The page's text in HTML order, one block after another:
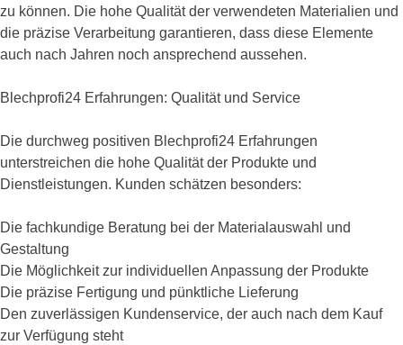
zu können. Die hohe Qualität der verwendeten Materialien und
die präzise Verarbeitung garantieren, dass diese Elemente
auch nach Jahren noch ansprechend aussehen.
Blechprofi24 Erfahrungen: Qualität und Service
Die durchweg positiven Blechprofi24 Erfahrungen
unterstreichen die hohe Qualität der Produkte und
Dienstleistungen. Kunden schätzen besonders:
Die fachkundige Beratung bei der Materialauswahl und
Gestaltung
Die Möglichkeit zur individuellen Anpassung der Produkte
Die präzise Fertigung und pünktliche Lieferung
Den zuverlässigen Kundenservice, der auch nach dem Kauf
zur Verfügung steht